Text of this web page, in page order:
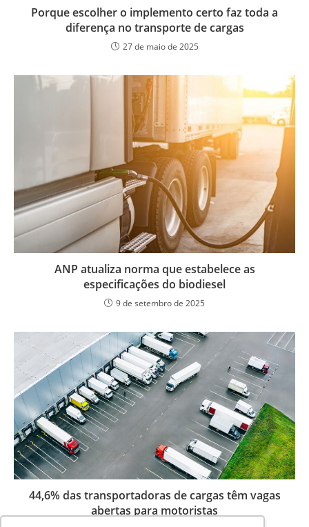
Porque escolher o implemento certo faz toda a
diferença no transporte de cargas
27 de maio de 2025
ANP atualiza norma que estabelece as
especificações do biodiesel
9 de setembro de 2025
44,6% das transportadoras de cargas têm vagas
abertas para motoristas